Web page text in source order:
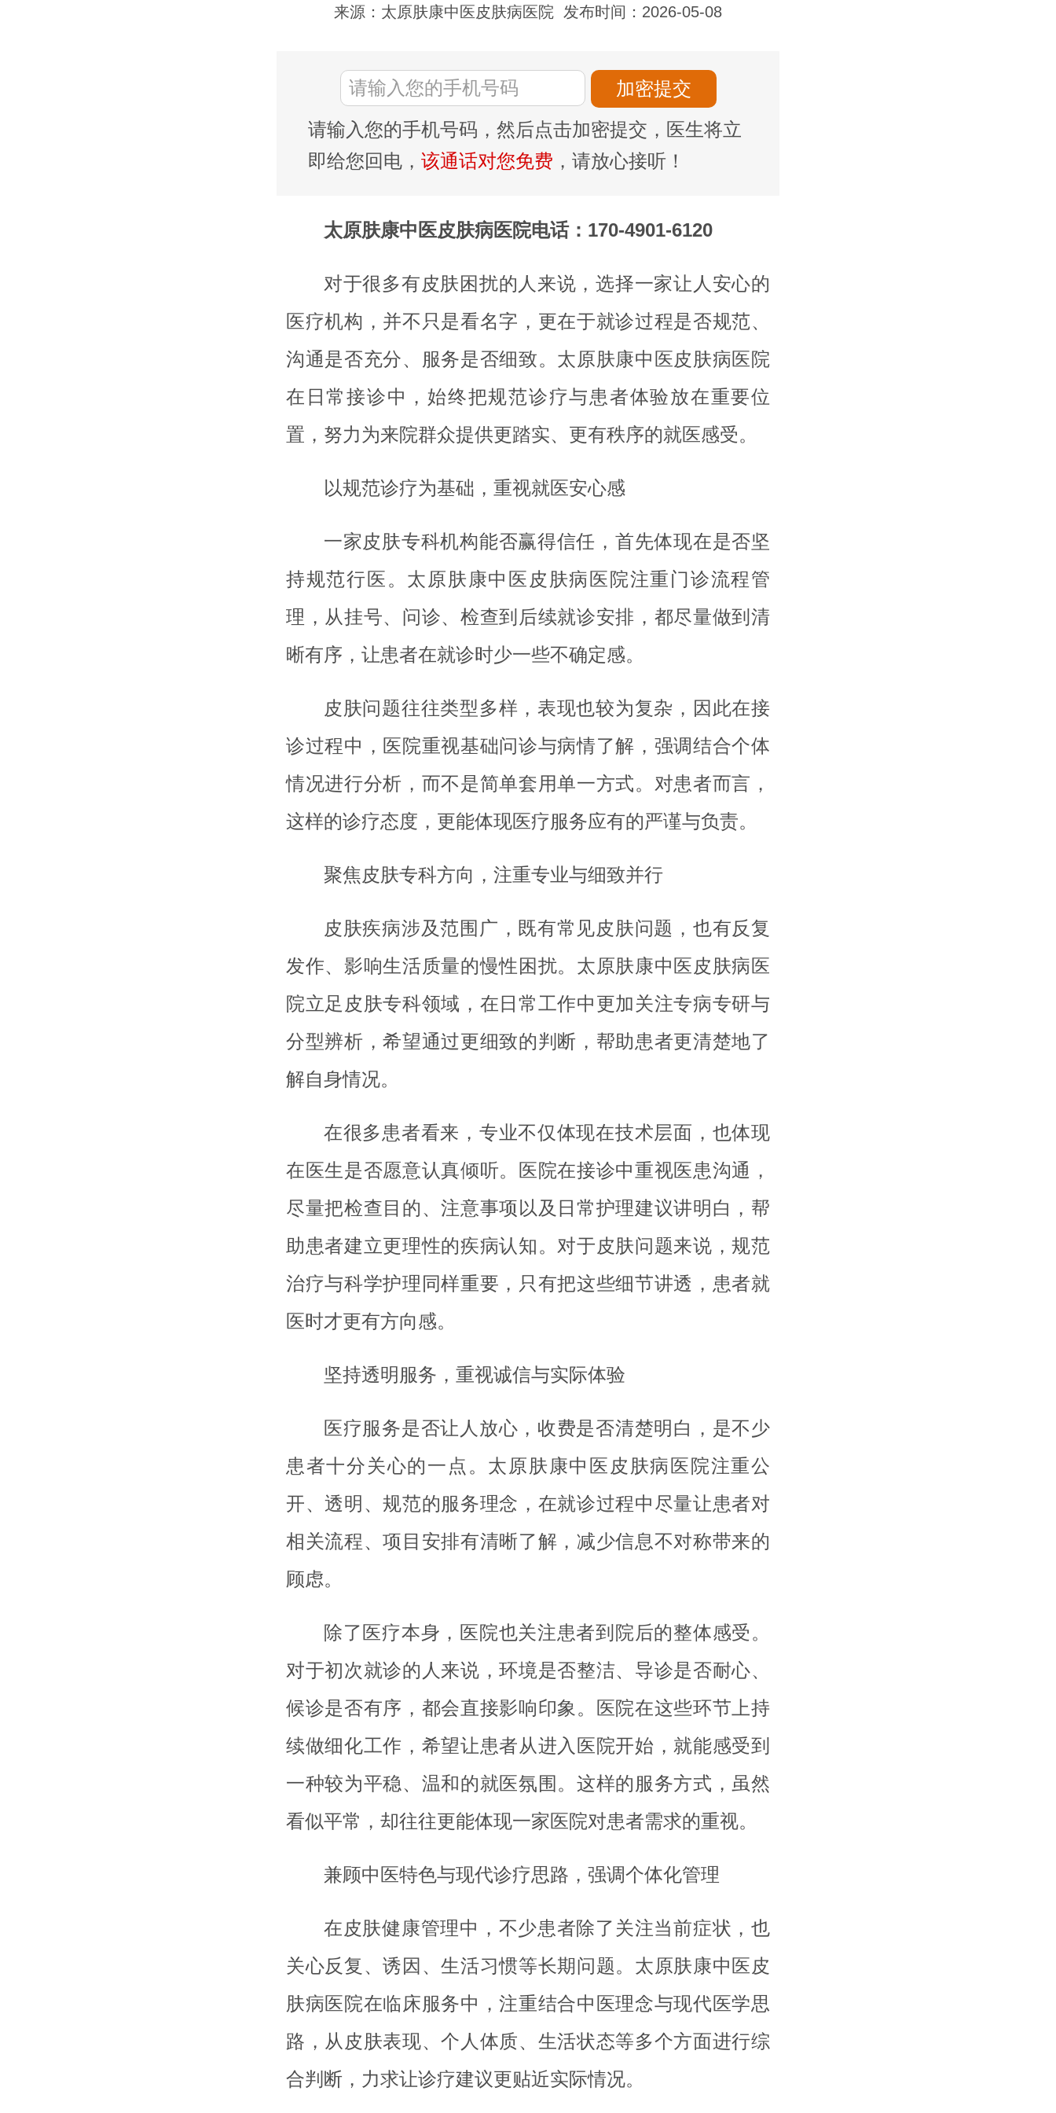
来源：太原肤康中医皮肤病医院 发布时间：2026-05-08
请输入您的手机号码，然后点击加密提交，医生将立
即给您回电， 该通话对您免费 ，请放心接听！
太原肤康中医皮肤病医院电话：170-4901-6120
对于很多有皮肤困扰的人来说，选择一家让人安心的
医疗机构，并不只是看名字，更在于就诊过程是否规范、
沟通是否充分、服务是否细致。太原肤康中医皮肤病医院
在日常接诊中，始终把规范诊疗与患者体验放在重要位
置，努力为来院群众提供更踏实、更有秩序的就医感受。
以规范诊疗为基础，重视就医安心感
一家皮肤专科机构能否赢得信任，首先体现在是否坚
持规范行医。太原肤康中医皮肤病医院注重门诊流程管
理，从挂号、问诊、检查到后续就诊安排，都尽量做到清
晰有序，让患者在就诊时少一些不确定感。
皮肤问题往往类型多样，表现也较为复杂，因此在接
诊过程中，医院重视基础问诊与病情了解，强调结合个体
情况进行分析，而不是简单套用单一方式。对患者而言，
这样的诊疗态度，更能体现医疗服务应有的严谨与负责。
聚焦皮肤专科方向，注重专业与细致并行
皮肤疾病涉及范围广，既有常见皮肤问题，也有反复
发作、影响生活质量的慢性困扰。太原肤康中医皮肤病医
院立足皮肤专科领域，在日常工作中更加关注专病专研与
分型辨析，希望通过更细致的判断，帮助患者更清楚地了
解自身情况。
在很多患者看来，专业不仅体现在技术层面，也体现
在医生是否愿意认真倾听。医院在接诊中重视医患沟通，
尽量把检查目的、注意事项以及日常护理建议讲明白，帮
助患者建立更理性的疾病认知。对于皮肤问题来说，规范
治疗与科学护理同样重要，只有把这些细节讲透，患者就
医时才更有方向感。
坚持透明服务，重视诚信与实际体验
医疗服务是否让人放心，收费是否清楚明白，是不少
患者十分关心的一点。太原肤康中医皮肤病医院注重公
开、透明、规范的服务理念，在就诊过程中尽量让患者对
相关流程、项目安排有清晰了解，减少信息不对称带来的
顾虑。
除了医疗本身，医院也关注患者到院后的整体感受。
对于初次就诊的人来说，环境是否整洁、导诊是否耐心、
候诊是否有序，都会直接影响印象。医院在这些环节上持
续做细化工作，希望让患者从进入医院开始，就能感受到
一种较为平稳、温和的就医氛围。这样的服务方式，虽然
看似平常，却往往更能体现一家医院对患者需求的重视。
兼顾中医特色与现代诊疗思路，强调个体化管理
在皮肤健康管理中，不少患者除了关注当前症状，也
关心反复、诱因、生活习惯等长期问题。太原肤康中医皮
肤病医院在临床服务中，注重结合中医理念与现代医学思
路，从皮肤表现、个人体质、生活状态等多个方面进行综
合判断，力求让诊疗建议更贴近实际情况。